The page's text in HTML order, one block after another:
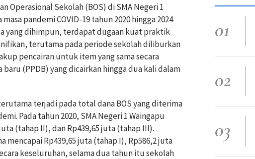
Operasional Sekolah (BOS) di SMA Negeri 1
pandemi COVID-19 tahun 2020 hingga 2024
yang dihimpun, terdapat dugaan kuat praktik
terutama pada periode sekolah diliburkan
pencairan untuk item yang sama secara
(PPDB) yang dicairkan hingga dua kali dalam
terjadi pada total dana BOS yang diterima
Pada tahun 2020, SMA Negeri 1 Waingapu
(tahap II), dan Rp439,65 juta (tahap III).
mencapai Rp439,65 juta (tahap I), Rp586,2 juta
keseluruhan, selama dua tahun itu sekolah
01
02
03